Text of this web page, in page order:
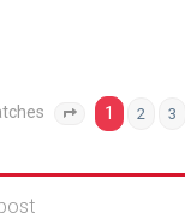
Page 1 of
1 2 3